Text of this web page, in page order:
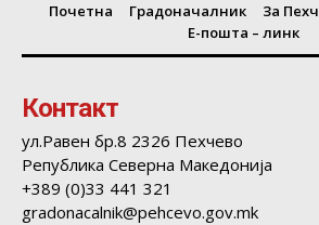
Почетна Градоначалник За
Е-пошта – линк
Контакт
ул.Равен бр.8 2326 Пехчево
Република Северна Македонија
+389 (0)33 441 321
gradonacalnik@pehcevo.gov.mk